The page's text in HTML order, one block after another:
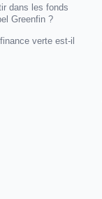
dans les fonds
Greenfin ?
verte est-il